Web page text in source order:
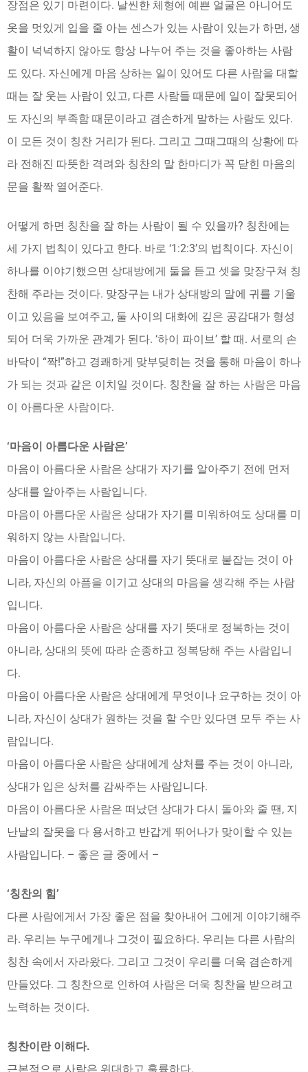
장점은 있기 마련이다. 날씬한 체형에 예쁜 얼굴은 아니어도
옷을 멋있게 입을 줄 아는 센스가 있는 사람이 있는가 하면, 생
활이 넉넉하지 않아도 항상 나누어 주는 것을 좋아하는 사람
도 있다. 자신에게 마음 상하는 일이 있어도 다른 사람을 대할
때는 잘 웃는 사람이 있고, 다른 사람들 때문에 일이 잘못되어
도 자신의 부족함 때문이라고 겸손하게 말하는 사람도 있다.
이 모든 것이 칭찬 거리가 된다. 그리고 그때그때의 상황에 따
라 전해진 따뜻한 격려와 칭찬의 말 한마디가 꼭 닫힌 마음의
문을 활짝 열어준다.
어떻게 하면 칭찬을 잘 하는 사람이 될 수 있을까? 칭찬에는
세 가지 법칙이 있다고 한다. 바로 ‘1:2:3’의 법칙이다. 자신이
하나를 이야기했으면 상대방에게 둘을 듣고 셋을 맞장구쳐 칭
찬해 주라는 것이다. 맞장구는 내가 상대방의 말에 귀를 기울
이고 있음을 보여주고, 둘 사이의 대화에 깊은 공감대가 형성
되어 더욱 가까운 관계가 된다. ‘하이 파이브’ 할 때. 서로의 손
바닥이 “짝!”하고 경쾌하게 맞부딪히는 것을 통해 마음이 하나
가 되는 것과 같은 이치일 것이다. 칭찬을 잘 하는 사람은 마음
이 아름다운 사람이다.
‘마음이 아름다운 사람은’
마음이 아름다운 사람은 상대가 자기를 알아주기 전에 먼저
상대를 알아주는 사람입니다.
마음이 아름다운 사람은 상대가 자기를 미워하여도 상대를 미
워하지 않는 사람입니다.
마음이 아름다운 사람은 상대를 자기 뜻대로 붙잡는 것이 아
니라, 자신의 아픔을 이기고 상대의 마음을 생각해 주는 사람
입니다.
마음이 아름다운 사람은 상대를 자기 뜻대로 정복하는 것이
아니라, 상대의 뜻에 따라 순종하고 정복당해 주는 사람입니
다.
마음이 아름다운 사람은 상대에게 무엇이나 요구하는 것이 아
니라, 자신이 상대가 원하는 것을 할 수만 있다면 모두 주는 사
람입니다.
마음이 아름다운 사람은 상대에게 상처를 주는 것이 아니라,
상대가 입은 상처를 감싸주는 사람입니다.
마음이 아름다운 사람은 떠났던 상대가 다시 돌아와 줄 땐, 지
난날의 잘못을 다 용서하고 반갑게 뛰어나가 맞이할 수 있는
사람입니다. – 좋은 글 중에서 –
‘칭찬의 힘’
다른 사람에게서 가장 좋은 점을 찾아내어 그에게 이야기해주
라. 우리는 누구에게나 그것이 필요하다. 우리는 다른 사람의
칭찬 속에서 자라왔다. 그리고 그것이 우리를 더욱 겸손하게
만들었다. 그 칭찬으로 인하여 사람은 더욱 칭찬을 받으려고
노력하는 것이다.
칭찬이란 이해다.
근본적으로 사람은 위대하고 훌륭하다.